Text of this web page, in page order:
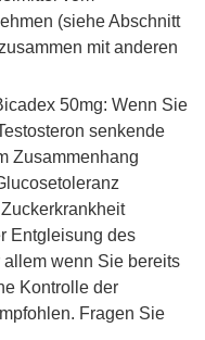
(siehe Abschnitt
mit anderen
50mg: Wenn Sie
senkende
Zusammenhang
Entgleisung des
wenn Sie bereits
Kontrolle der
Fragen Sie